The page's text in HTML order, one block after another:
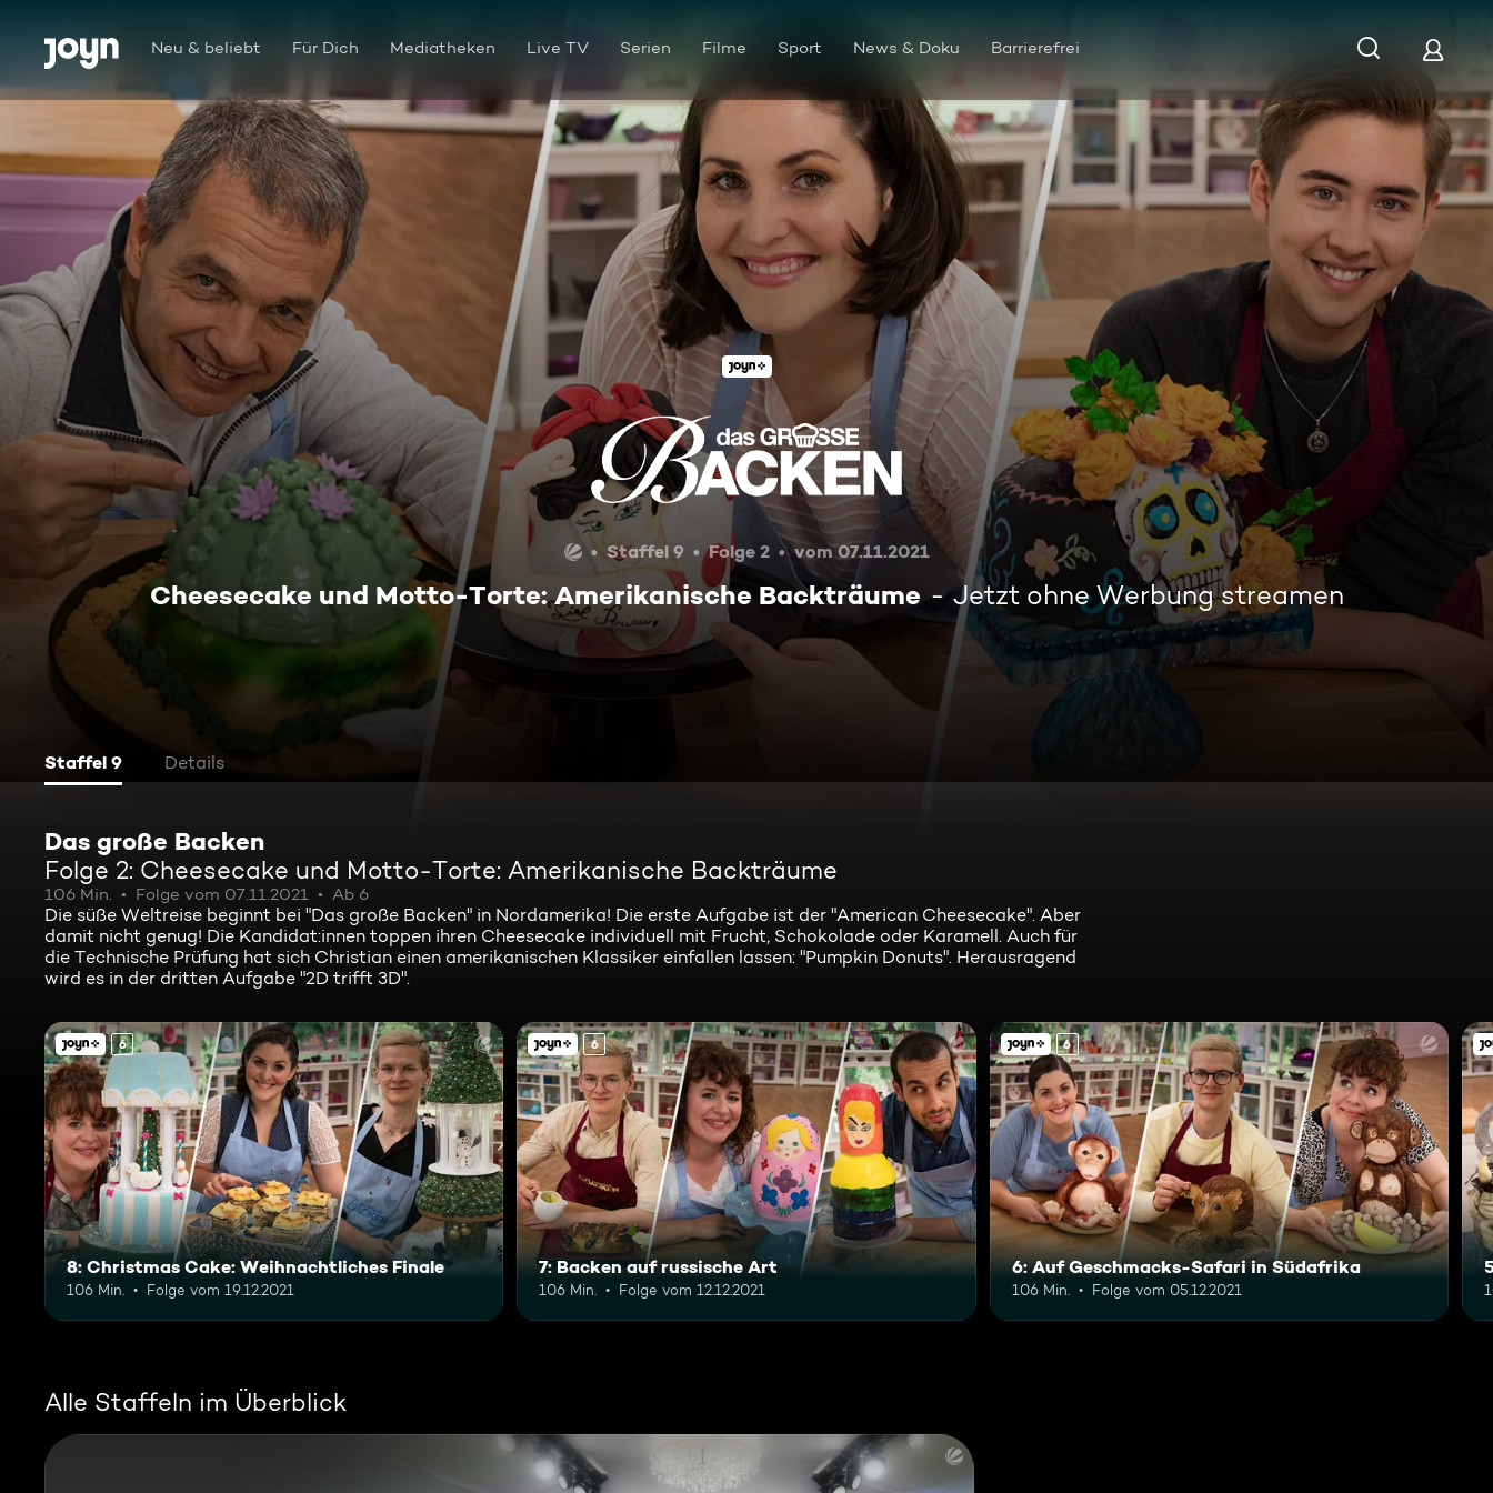
Zum Inhalt springen
Barrierefrei Neu & beliebt Für Dich Mediatheken Live TV Serien Filme Sport News & Doku Barrierefrei
Cheesecake und Motto-Torte: Amerikanische Backträume
Staffel 9 Folge 2 vom 07.11.2021
Cheesecake und Motto-Torte: Amerikanische Backträume Jetzt ohne Werbung streamen
Staffel 9 Details
Das große Backen
Folge 2: Cheesecake und Motto-Torte: Amerikanische Backträume
106 Min. Folge vom 07.11.2021 Ab 6
Die süße Weltreise beginnt bei "Das große Backen" in Nordamerika! Die erste Aufgabe ist der "American Cheesecake". Aber
damit nicht genug! Die Kandidat:innen toppen ihren Cheesecake individuell mit Frucht, Schokolade oder Karamell. Auch für
die Technische Prüfung hat sich Christian einen amerikanischen Klassiker einfallen lassen: "Pumpkin Donuts". Herausragend
wird es in der dritten Aufgabe "2D trifft 3D".
6
8: Christmas Cake: Weihnachtliches Finale
106 Min. Folge vom 19.12.2021
6
7: Backen auf russische Art
106 Min. Folge vom 12.12.2021
6
6: Auf Geschmacks-Safari in Südafrika
106 Min. Folge vom 05.12.2021
Alle Staffeln im Überblick